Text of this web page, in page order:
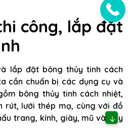
công, lắp đặt
lắp đặt bông thủy tinh cách
cần chuẩn bị các dụng cụ và
bông thủy tinh cách nhiệt,
rút, lưới thép mạ, cùng với đồ
trang, kính, giày, mũ và dây
↓